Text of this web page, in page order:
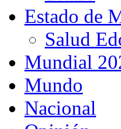
Estado de
Salud
Mundial
Mundo
Nacional